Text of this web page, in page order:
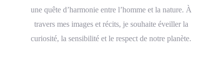
une quête d’harmonie entre l’homme et la nature. À
travers mes images et récits, je souhaite éveiller la
curiosité, la sensibilité et le respect de notre planète.